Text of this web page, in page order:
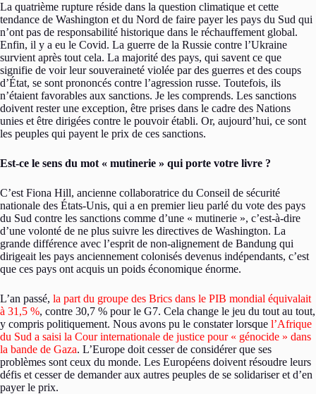
La quatrième rupture réside dans la question climatique et cette
tendance de Washington et du Nord de faire payer les pays du Sud qui
n’ont pas de responsabilité historique dans le réchauffement global.
Enfin, il y a eu le Covid. La guerre de la Russie contre l’Ukraine
survient après tout cela. La majorité des pays, qui savent ce que
signifie de voir leur souveraineté violée par des guerres et des coups
d’État, se sont prononcés contre l’agression russe. Toutefois, ils
n’étaient favorables aux sanctions. Je les comprends. Les sanctions
doivent rester une exception, être prises dans le cadre des Nations
unies et être dirigées contre le pouvoir établi. Or, aujourd’hui, ce sont
les peuples qui payent le prix de ces sanctions.
Est-ce le sens du mot « mutinerie » qui porte votre livre ?
C’est Fiona Hill, ancienne collaboratrice du Conseil de sécurité
nationale des États-Unis, qui a en premier lieu parlé du vote des pays
du Sud contre les sanctions comme d’une « mutinerie », c’est-à-dire
d’une volonté de ne plus suivre les directives de Washington. La
grande différence avec l’esprit de non-alignement de Bandung qui
dirigeait les pays anciennement colonisés devenus indépendants, c’est
que ces pays ont acquis un poids économique énorme.
L’an passé, la part du groupe des Brics dans le PIB mondial équivalait
à 31,5 %, contre 30,7 % pour le G7. Cela change le jeu du tout au tout,
y compris politiquement. Nous avons pu le constater lorsque l’Afrique
du Sud a saisi la Cour internationale de justice pour « génocide » dans
la bande de Gaza. L’Europe doit cesser de considérer que ses
problèmes sont ceux du monde. Les Européens doivent résoudre leurs
défis et cesser de demander aux autres peuples de se solidariser et d’en
payer le prix.